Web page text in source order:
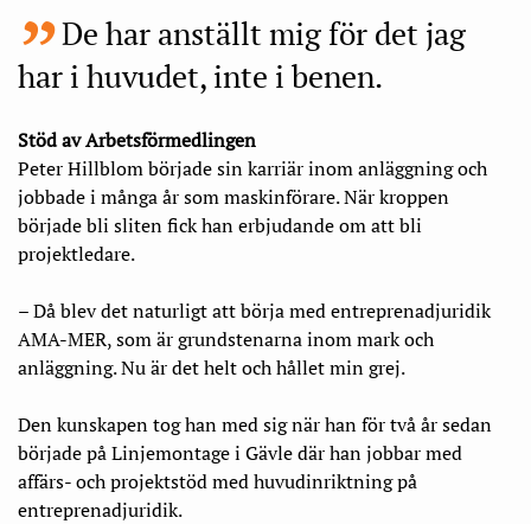
De har anställt mig för det jag
har i huvudet, inte i benen.
Stöd av Arbetsförmedlingen
Peter Hillblom började sin karriär inom anläggning och
jobbade i många år som maskinförare. När kroppen
började bli sliten fick han erbjudande om att bli
projektledare.
– Då blev det naturligt att börja med entreprenad­juridik
AMA-MER, som är grundstenarna inom mark och
anläggning. Nu är det helt och hållet min grej.
Den kunskapen tog han med sig när han för två år sedan
började på Linjemontage i Gävle där han jobbar med
affärs- och projektstöd med huvudinriktning på
entreprenadjuridik.